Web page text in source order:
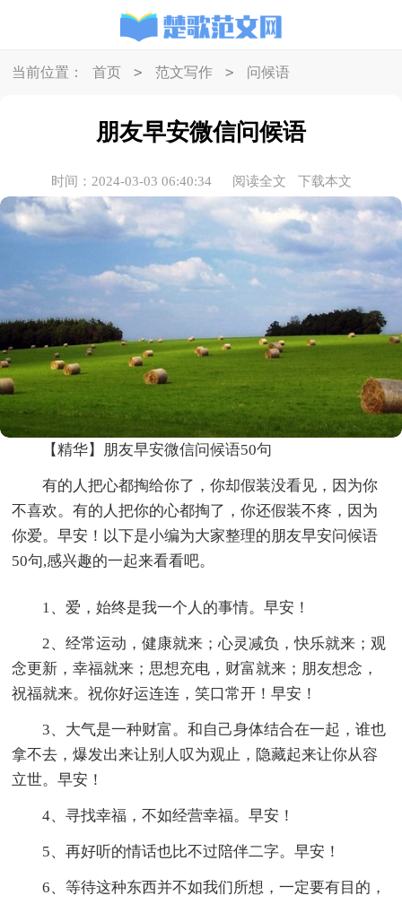
当前位置： 首页 > 范文写作 > 问候语
朋友早安微信问候语
时间：2024-03-03 06:40:34 阅读全文 下载本文
【精华】朋友早安微信问候语50句
有的人把心都掏给你了，你却假装没看见，因为你
不喜欢。有的人把你的心都掏了，你还假装不疼，因为
你爱。早安！以下是小编为大家整理的朋友早安问候语
50句,感兴趣的一起来看看吧。
1、爱，始终是我一个人的事情。早安！
2、经常运动，健康就来；心灵减负，快乐就来；观
念更新，幸福就来；思想充电，财富就来；朋友想念，
祝福就来。祝你好运连连，笑口常开！早安！
3、大气是一种财富。和自己身体结合在一起，谁也
拿不去，爆发出来让别人叹为观止，隐藏起来让你从容
立世。早安！
4、寻找幸福，不如经营幸福。早安！
5、再好听的情话也比不过陪伴二字。早安！
6、等待这种东西并不如我们所想，一定要有目的，